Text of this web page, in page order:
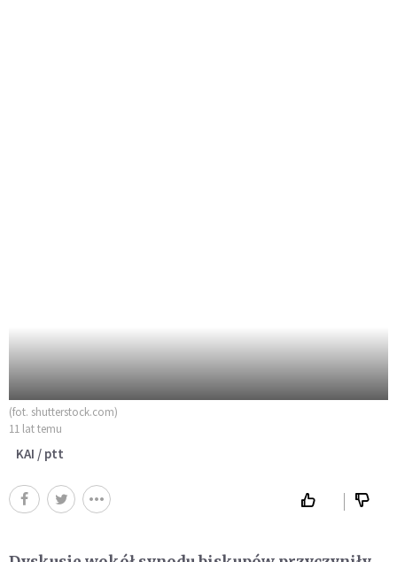
(fot. shutterstock.com)
11 lat temu
KAI / ptt